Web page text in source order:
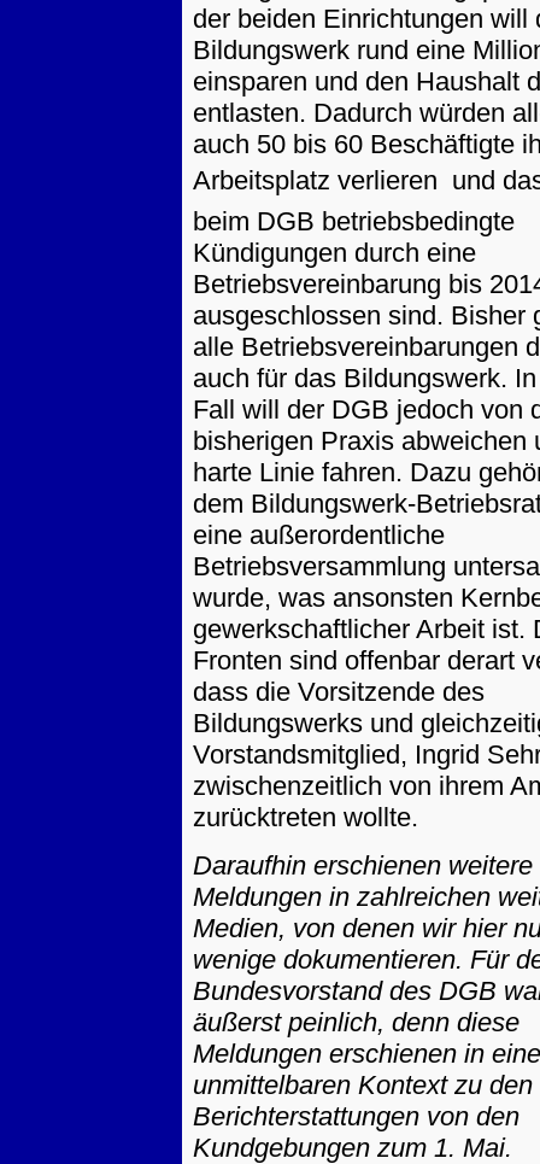
der beiden Einrichtungen will
Bildungswerk rund eine
einsparen und den Haushalt
entlasten. Dadurch würden
auch 50 bis 60 Beschäftigte
Arbeitsplatz verlieren  und
beim DGB betriebsbedingte
Kündigungen durch eine
Betriebsvereinbarung bis
ausgeschlossen sind. Bisher
alle Betriebsvereinbarungen
auch für das Bildungswerk.
Fall will der DGB jedoch von
bisherigen Praxis abweichen
harte Linie fahren. Dazu
dem Bildungswerk-
eine außerordentliche
Betriebsversammlung
wurde, was ansonsten
gewerkschaftlicher Arbeit ist.
Fronten sind offenbar derart
dass die Vorsitzende des
Bildungswerks und
Vorstandsmitglied, Ingrid
zwischenzeitlich von ihrem
zurücktreten wollte.
Daraufhin erschienen weitere
Meldungen in zahlreichen
Medien, von denen wir hier
wenige dokumentieren. Für
Bundesvorstand des DGB
äußerst peinlich, denn diese
Meldungen erschienen in
unmittelbaren Kontext zu den
Berichterstattungen von den
Kundgebungen zum 1. Mai.